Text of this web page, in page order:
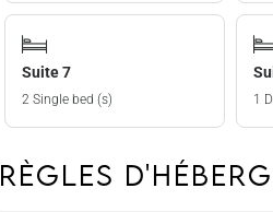
Suite 7
2 Single bed (s) 1
Règles